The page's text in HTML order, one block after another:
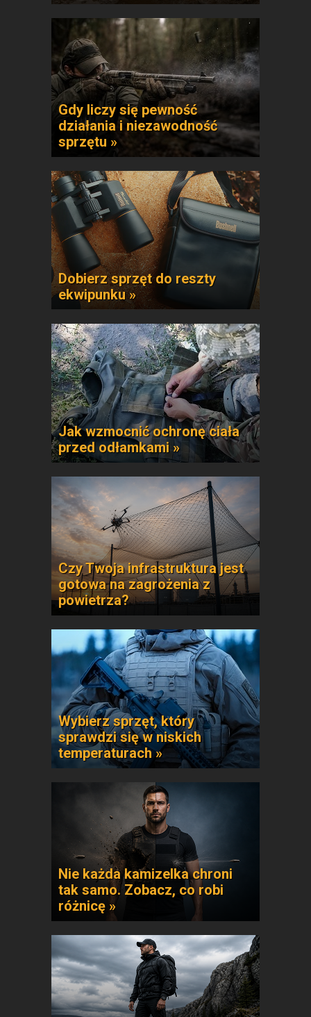
Gdy liczy się pewność
działania i niezawodność
sprzętu »
Dobierz sprzęt do reszty
ekwipunku »
Jak wzmocnić ochronę ciała
przed odłamkami »
Czy Twoja infrastruktura jest
gotowa na zagrożenia z
powietrza?
Wybierz sprzęt, który
sprawdzi się w niskich
temperaturach »
Nie każda kamizelka chroni
tak samo. Zobacz, co robi
różnicę »